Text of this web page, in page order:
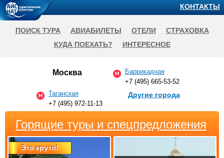
Горящие туры и спецпредложения
Это круто!
Москва
Баррикадная
+7 (495) 665-53-52
Таганская
+7 (495) 972-11-13
Другие города
КОНТАКТЫ
ПОИСК ТУРА АВИАБИЛЕТЫ ОТЕЛИ
СТРАХОВКА
КУДА ПОЕХАТЬ?
ИНТЕРЕСНОЕ